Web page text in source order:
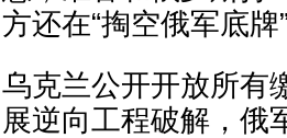
方还在“掏空俄军底牌”
乌克兰公开开放所有
展逆向工程破解，俄